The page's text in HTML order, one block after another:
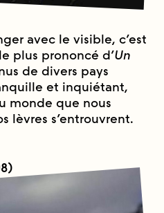
avec le visible, c’est
plus prononcé d’Un
de divers pays
et inquiétant,
monde que nous
lèvres s’entrouvrent.